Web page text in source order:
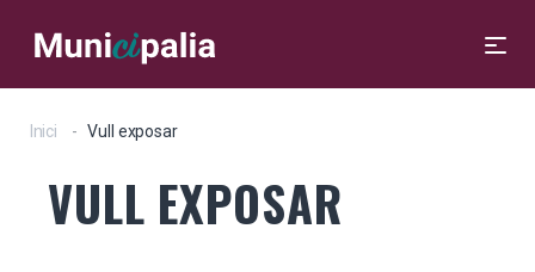
Inici Vull exposar
VULL EXPOSAR